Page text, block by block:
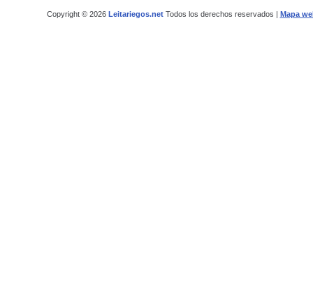
Copyright © 2026 Leitariegos.netTodos los derechos reservados | Mapa